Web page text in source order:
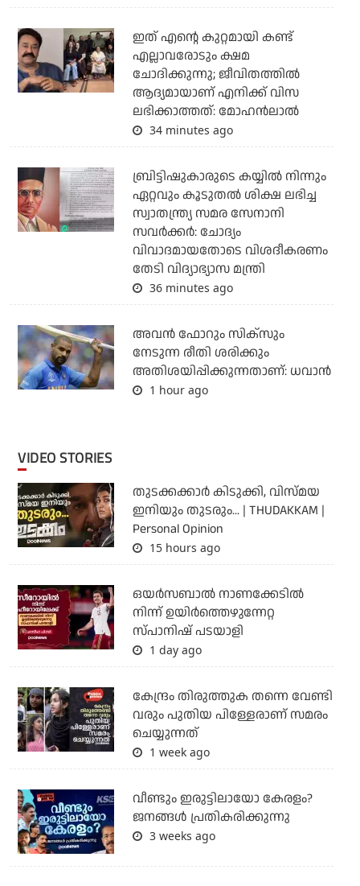
ഇത് എന്റെ കുറ്റമായി കണ്ട്
എല്ലാവരോടും ക്ഷമ
ചോദിക്കുന്നു; ജീവിതത്തിൽ
ആദ്യമായാണ് എനിക്ക് വിസ
ലഭിക്കാത്തത്: മോഹൻലാൽ
34 minutes ago
ബ്രിട്ടിഷുകാരുടെ കയ്യില്‍ നിന്നും
ഏറ്റവും കൂടുതല്‍ ശിക്ഷ ലഭിച്ച
സ്വാതന്ത്ര്യ സമര സേനാനി
സവര്‍ക്കര്‍: ചോദ്യം
വിവാദമായതോടെ വിശദീകരണം
തേടി വിദ്യാഭ്യാസ മന്ത്രി
36 minutes ago
അവന്‍ ഫോറും സിക്സും
നേടുന്ന രീതി ശരിക്കും
അതിശയിപ്പിക്കുന്നതാണ്: ധവാന്‍
1 hour ago
VIDEO STORIES
തുടക്കക്കാര്‍ കിടുക്കി, വിസ്മയ
ഇനിയും തുടരും... | THUDAKKAM |
Personal Opinion
15 hours ago
ഒയര്‍സബാൽ നാണക്കേടിൽ
നിന്ന് ഉയിർത്തെഴുന്നേറ്റ
സ്പാനിഷ് പടയാളി
1 day ago
കേന്ദ്രം തിരുത്തുക തന്നെ വേണ്ടി
വരും പുതിയ പിള്ളേരാണ് സമരം
ചെയ്യുന്നത്
1 week ago
വീണ്ടും ഇരുട്ടിലായോ കേരളം?
ജനങ്ങൾ പ്രതികരിക്കുന്നു
3 weeks ago